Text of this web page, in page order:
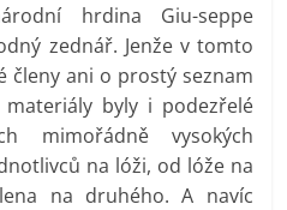
hrdina Giu-seppe
zednář. Jenže v tomto
členy ani o prostý seznam
materiály byly i podezřelé
mimořádně vysokých
na lóži, od lóže na
na druhého. A navíc